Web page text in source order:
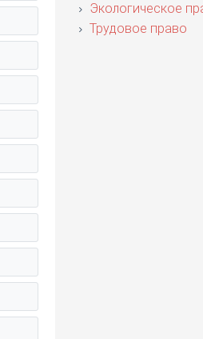
Экологическое
Трудовое право